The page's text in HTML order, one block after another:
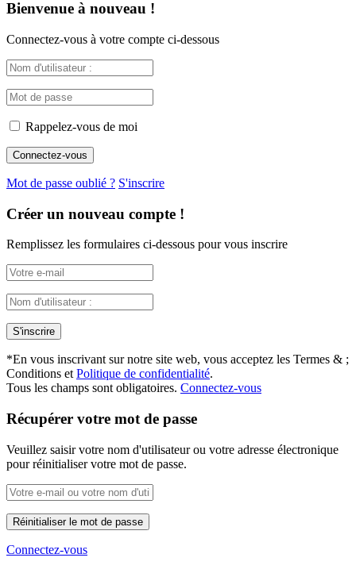
Bienvenue à nouveau !
Connectez-vous à votre compte ci-dessous
Rappelez-vous de moi
Mot de passe oublié ? S'inscrire
Créer un nouveau compte !
Remplissez les formulaires ci-dessous pour vous inscrire
*En vous inscrivant sur notre site web, vous acceptez les Termes & ;
Conditions et Politique de confidentialité.
Tous les champs sont obligatoires. Connectez-vous
Récupérer votre mot de passe
Veuillez saisir votre nom d'utilisateur ou votre adresse électronique
pour réinitialiser votre mot de passe.
Connectez-vous